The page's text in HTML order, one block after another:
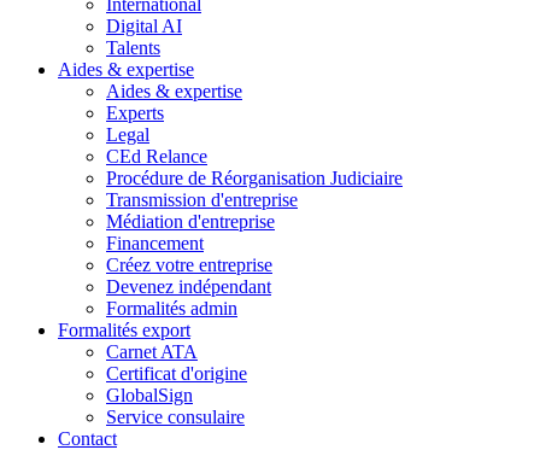
Digital AI
Talents
Aides & expertise
Aides & expertise
Experts
Legal
CEd Relance
Procédure de Réorganisation Judiciaire
Transmission d'entreprise
Médiation d'entreprise
Financement
Créez votre entreprise
Devenez indépendant
Formalités admin
Formalités export
Carnet ATA
Certificat d'origine
GlobalSign
Service consulaire
Contact